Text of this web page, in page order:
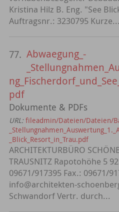
Kristina Hilz B. Eng. "See
Auftragsnr.: 3230795 Kurze...
77. Abwaegung_-
pdf
Dokumente & PDFs
URL: fileadmin/Dateien/Dateien/
_Blick_Resort_in_Trau.pdf
ARCHITEKTURBÜRO
TRAUSNITZ Rapotohöhe 5
09671/917395 Fax.: 09671/
info@architekten-
Schwandorf Vertr. durch...